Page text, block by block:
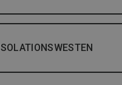
ISOLATIONSWESTEN